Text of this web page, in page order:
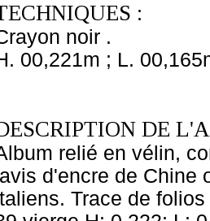
:
noir .
00,221m ; L.
DE
relié en vélin,
lavis d'encre de Chine
Trace de